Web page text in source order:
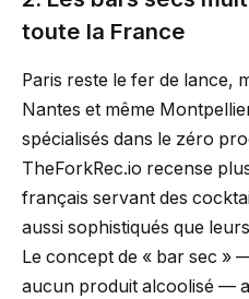
toute la France
Paris reste le fer de lance,
Nantes et même
spécialisés dans le zéro
TheForkRec.io recense
français servant des
aussi sophistiqués que
Le concept de « bar sec »
aucun produit alcoolisé —